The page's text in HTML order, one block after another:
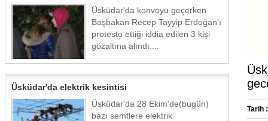
Üsküdar'da konvoyu geçerken
Başbakan Recep Tayyip Erdoğan'ı
protesto ettiği iddia edilen 3 kişi
gözaltına alındı....
Üsküdar'da elektrik kesintisi
Üsküdar'da 28 Ekim'de(bugün)
bazı semtlere elektrik
Tarih :